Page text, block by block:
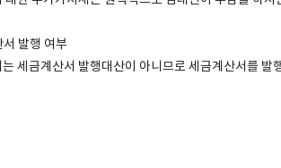
발행 여부
세금계산서 발행대산이 아니므로 세금계산서를 발